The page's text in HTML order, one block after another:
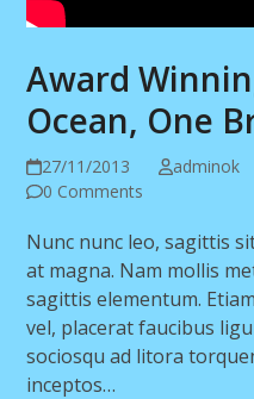
Award
Ocean, One
27/11/2013 adminok
0 Comments
Nunc nunc leo, sagittis
at magna. Nam mollis
sagittis elementum.
vel, placerat faucibus
sociosqu ad litora
inceptos…